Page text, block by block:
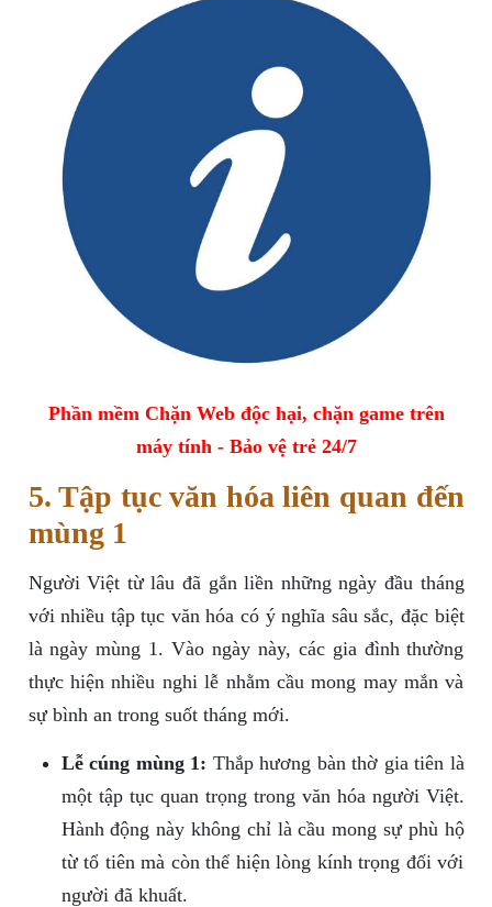
Phần mềm Chặn Web độc hại, chặn game trên
máy tính - Bảo vệ trẻ 24/7
5. Tập tục văn hóa liên quan đến
mùng 1
Người Việt từ lâu đã gắn liền những ngày đầu tháng
với nhiều tập tục văn hóa có ý nghĩa sâu sắc, đặc biệt
là ngày mùng 1. Vào ngày này, các gia đình thường
thực hiện nhiều nghi lễ nhằm cầu mong may mắn và
sự bình an trong suốt tháng mới.
Lễ cúng mùng 1: Thắp hương bàn thờ gia tiên là
một tập tục quan trọng trong văn hóa người Việt.
Hành động này không chỉ là cầu mong sự phù hộ
từ tổ tiên mà còn thể hiện lòng kính trọng đối với
người đã khuất.